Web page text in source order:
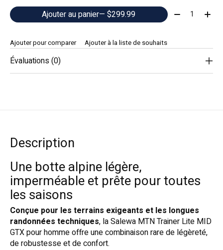
Ajouter au panier — $299.99 Quantité:
Ajouter pour comparer Ajouter à la liste de souhaits
Évaluations (0)
Description
Une botte alpine légère,
imperméable et prête pour toutes
les saisons
Conçue pour les terrains exigeants et les longues
randonnées techniques, la Salewa MTN Trainer Lite MID
GTX pour homme offre une combinaison rare de légèreté,
de robustesse et de confort.